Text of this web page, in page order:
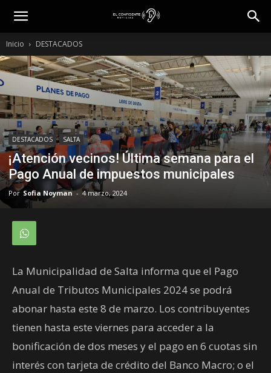
Inicio DESTACADOS
DESTACADOS SALTA
¡Atención vecinos! Última semana para el
Pago Anual de impuestos municipales
Por Sofia Noyman - 4 marzo, 2024
La Municipalidad de Salta informa que el Pago
Anual de Tributos Municipales 2024 se podrá
abonar hasta este 8 de marzo. Los contribuyentes
tienen hasta este viernes para acceder a la
bonificación de dos meses y el pago en 6 cuotas sin
interés con tarjeta de crédito del Banco Macro; o el